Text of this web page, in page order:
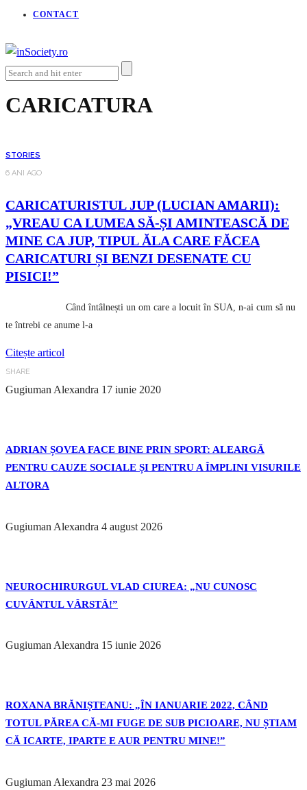
CONTACT
CARICATURA
STORIES
6 ANI AGO
CARICATURISTUL JUP (LUCIAN AMARII):
„VREAU CA LUMEA SĂ-ȘI AMINTEASCĂ DE
MINE CA JUP, TIPUL ĂLA CARE FĂCEA
CARICATURI ȘI BENZI DESENATE CU
PISICI!”
Când întâlnești un om care a locuit în SUA, n-ai cum să nu
te întrebi ce anume l-a
Citește articol
SHARE
Gugiuman Alexandra 17 iunie 2020
ADRIAN ȘOVEA FACE BINE PRIN SPORT: ALEARGĂ
PENTRU CAUZE SOCIALE ȘI PENTRU A ÎMPLINI VISURILE
ALTORA
Gugiuman Alexandra 4 august 2026
NEUROCHIRURGUL VLAD CIUREA: „NU CUNOSC
CUVÂNTUL VÂRSTĂ!”
Gugiuman Alexandra 15 iunie 2026
ROXANA BRĂNIȘTEANU: „ÎN IANUARIE 2022, CÂND
TOTUL PĂREA CĂ-MI FUGE DE SUB PICIOARE, NU ȘTIAM
CĂ ICARTE, IPARTE E AUR PENTRU MINE!”
Gugiuman Alexandra 23 mai 2026